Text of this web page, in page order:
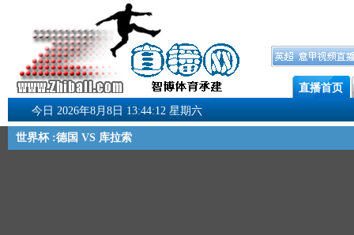
直播首页
今日 2026年8月8日 13:44:12 星期六
世界杯 :德国 VS 库拉索